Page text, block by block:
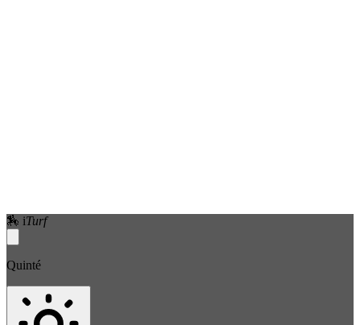
🏇 iTurf
Quinté